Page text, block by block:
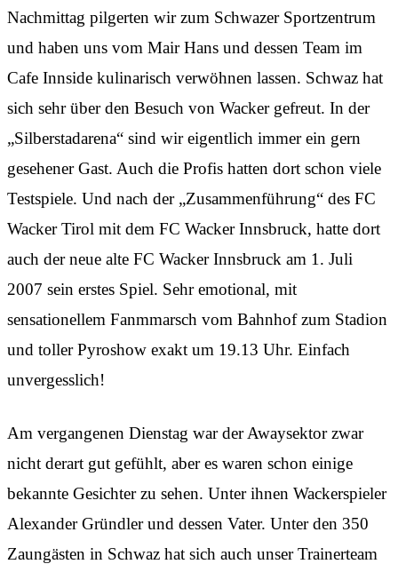
Nachmittag pilgerten wir zum Schwazer Sportzentrum
und haben uns vom Mair Hans und dessen Team im
Cafe Innside kulinarisch verwöhnen lassen. Schwaz hat
sich sehr über den Besuch von Wacker gefreut. In der
„Silberstadarena“ sind wir eigentlich immer ein gern
gesehener Gast. Auch die Profis hatten dort schon viele
Testspiele. Und nach der „Zusammenführung“ des FC
Wacker Tirol mit dem FC Wacker Innsbruck, hatte dort
auch der neue alte FC Wacker Innsbruck am 1. Juli
2007 sein erstes Spiel. Sehr emotional, mit
sensationellem Fanmmarsch vom Bahnhof zum Stadion
und toller Pyroshow exakt um 19.13 Uhr. Einfach
unvergesslich!
Am vergangenen Dienstag war der Awaysektor zwar
nicht derart gut gefühlt, aber es waren schon einige
bekannte Gesichter zu sehen. Unter ihnen Wackerspieler
Alexander Gründler und dessen Vater. Unter den 350
Zaungästen in Schwaz hat sich auch unser Trainerteam